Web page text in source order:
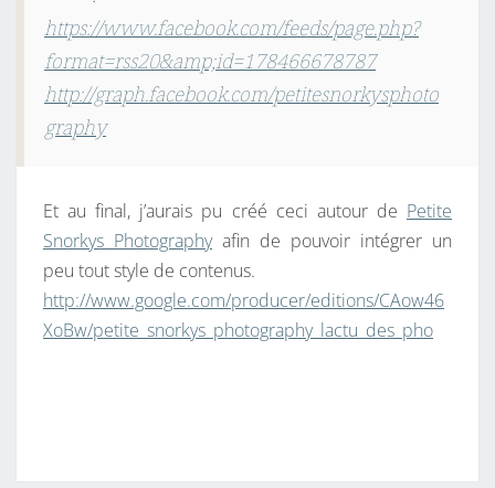
https://www.facebook.com/feeds/page.php?
format=rss20&amp;id=178466678787
http://graph.facebook.com/petitesnorkysphoto
graphy
Et au final, j’aurais pu créé ceci autour de Petite
Snorkys Photographyafin de pouvoir intégrer un
peu tout style de contenus.
http://www.google.com/producer/editions/CAow46
XoBw/petite_snorkys_photography_lactu_des_pho